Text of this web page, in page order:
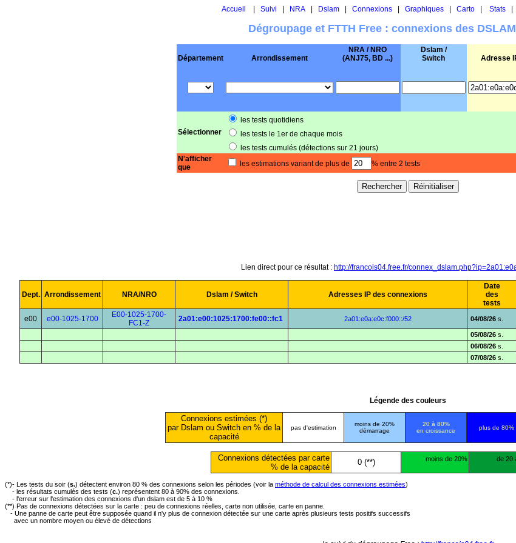
Accueil Suivi NRA| Dslam| Connexions| Graphiques| Carto| Stats|
Dégroupage et FTTH Free : connexions des
Département Arrondissement
NRA / NRO
(ANJ75, BD ...)
Dslam /
Switch
Adresse
Sélectionner
les tests quotidiens
les tests le 1er de chaque mois
les tests cumulés (détections sur 21 jours)
N'afficher
que
les estimations variant de plus de % entre 2 tests
Lien direct pour ce résultat : http://francois04.free.fr/
Dept. Arrondissement NRA/NRO Dslam / Switch Adresses IP des connexions
Date
des
tests
e00 e00-1025-1700
E00-1025-1700-
FC1-Z
2a01:e00:1025:1700:fe00::fc1 2a01:e0a:e0c:f000::/52 04/08/26 s.
05/08/26 s.
06/08/26 s.
07/08/26 s.
Légende des couleurs
Connexions estimées (*)
par Dslam ou Switch en % de la
capacité
pas d'estimation
moins de 20%
démarrage
20 à 80%
en croissance
plus de 80%
Connexions détectées par carte
% de la capacité
0 (**) moins de 20% de 20
(*)- Les tests du soir (s.) détectent environ 80 % des connexions selon les périodes (voir la méthode de calcul des connexions estimées)
- les résultats cumulés des tests (c.) représentent 80 à 90% des connexions.
- l'erreur sur l'estimation des connexions d'un dslam est de 5 à 10 %
(**) Pas de connexions détectées sur la carte : peu de connexions réelles, carte non utilisée, carte en panne.
- Une panne de carte peut être supposée quand il n'y plus de connexion détectée sur une carte après plusieurs tests positifs successifs
avec un nombre moyen ou élevé de détections